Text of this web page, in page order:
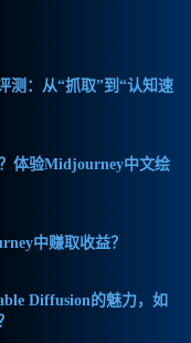
测：从“抓取”到“认知速
体验Midjourney中文绘
中赚取收益？
Diffusion的魅力，如